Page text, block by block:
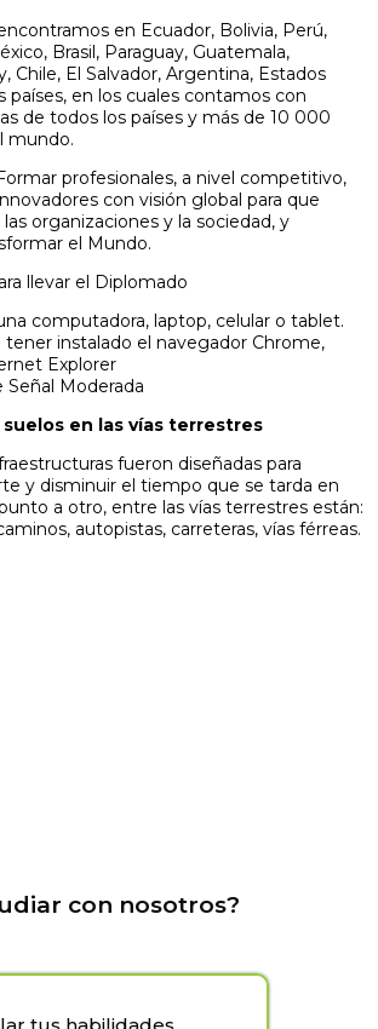
en Ecuador, Bolivia, Perú,
Brasil, Paraguay, Guatemala,
Chile, El Salvador, Argentina, Estados
países, en los cuales contamos con
de todos los países y más de 10 000
mundo.
profesionales, a nivel competitivo,
con visión global para que
organizaciones y la sociedad, y
el Mundo.
llevar el Diplomado
computadora, laptop, celular o tablet.
tener instalado el navegador Chrome,
Explorer
Moderada
en las vías terrestres
fueron diseñadas para
y disminuir el tiempo que se tarda en
a otro, entre las vías terrestres están:
autopistas, carreteras, vías férreas.
con nosotros?